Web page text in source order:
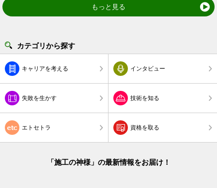
もっと見る
カテゴリから探す
キャリアを考える インタビュー
失敗を生かす 技術を知る
エトセトラ 資格を取る
「施工の神様」の最新情報をお届け！